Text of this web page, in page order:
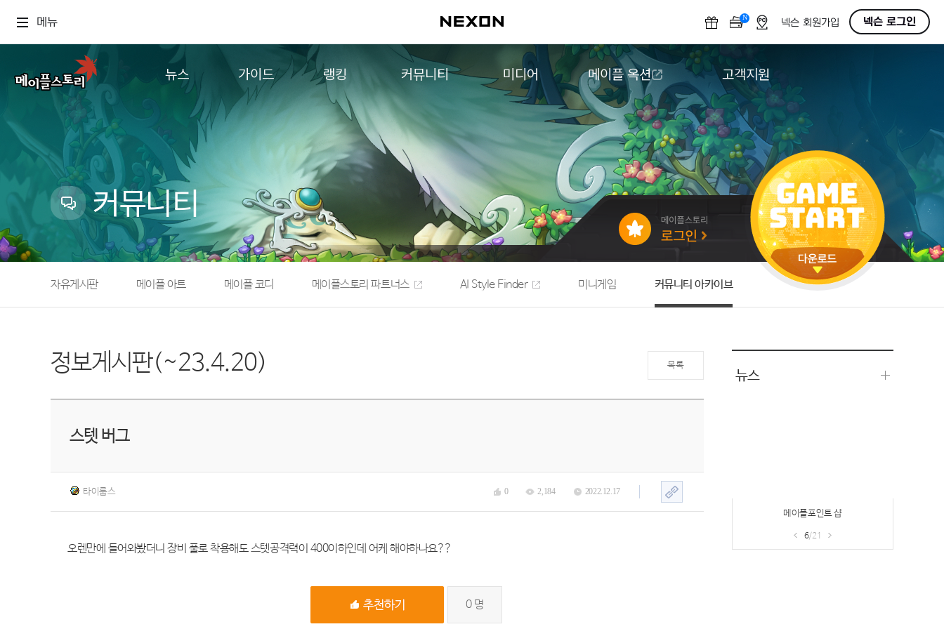
메뉴 N OFF넥슨 회원가입 넥슨 로그인
뉴스
업데이트
이벤트
캐시샵 공지
메이플 알림판
with maple
가이드
추가정보
랭킹
컨텐츠 랭킹
커뮤니티
자유게시판
메이플 아트
메이플 코디
메이플스토리 파트너스
AI Style Finder
미니게임
커뮤니티 아카이브
미디어 메이플 옥션
메이플 옥션
고객지원
다운로드
도움말/1:1문의
버그악용/불법프로그램 신고
게임 접근성
커뮤니티
자유게시판 메이플 아트 메이플 코디 메이플스토리 파트너스 AI Style Finder 미니게임 커뮤니티 아카이브
정보게시판(~23.4.20) 목록
스텟 버그
타이룹스 0 2,184 2022.12.17
오렌만에 들어와봤더니 장비 풀로 착용해도 스텟공격력이 400이하인데 어케 해야하나요??
0명
뉴스
메이플포인트 샵
6/21